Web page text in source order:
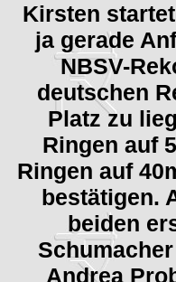
Kirsten
ja gerade
NBSV-
deutschen
Platz zu
Ringen auf
Ringen auf
bestätigen.
beiden
Andrea